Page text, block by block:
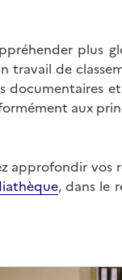
plus
travail de
documentaires
aux
approfondir vos
, dans le